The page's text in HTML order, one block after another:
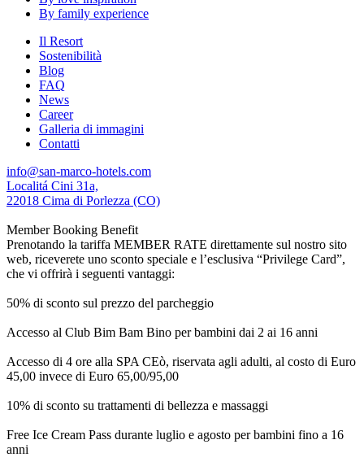
By family experience
Il Resort
Sostenibilità
Blog
FAQ
News
Career
Galleria di immagini
Contatti
info@san-marco-hotels.com
Localitá Cini 31a,
22018 Cima di Porlezza (CO)
Member Booking Benefit
Prenotando la tariffa MEMBER RATE direttamente sul nostro sito
web, riceverete uno sconto speciale e l’esclusiva “Privilege Card”,
che vi offrirà i seguenti vantaggi:
50% di sconto sul prezzo del parcheggio
Accesso al Club Bim Bam Bino per bambini dai 2 ai 16 anni
Accesso di 4 ore alla SPA CEò, riservata agli adulti, al costo di Euro
45,00 invece di Euro 65,00/95,00
10% di sconto su trattamenti di bellezza e massaggi
Free Ice Cream Pass durante luglio e agosto per bambini fino a 16
anni